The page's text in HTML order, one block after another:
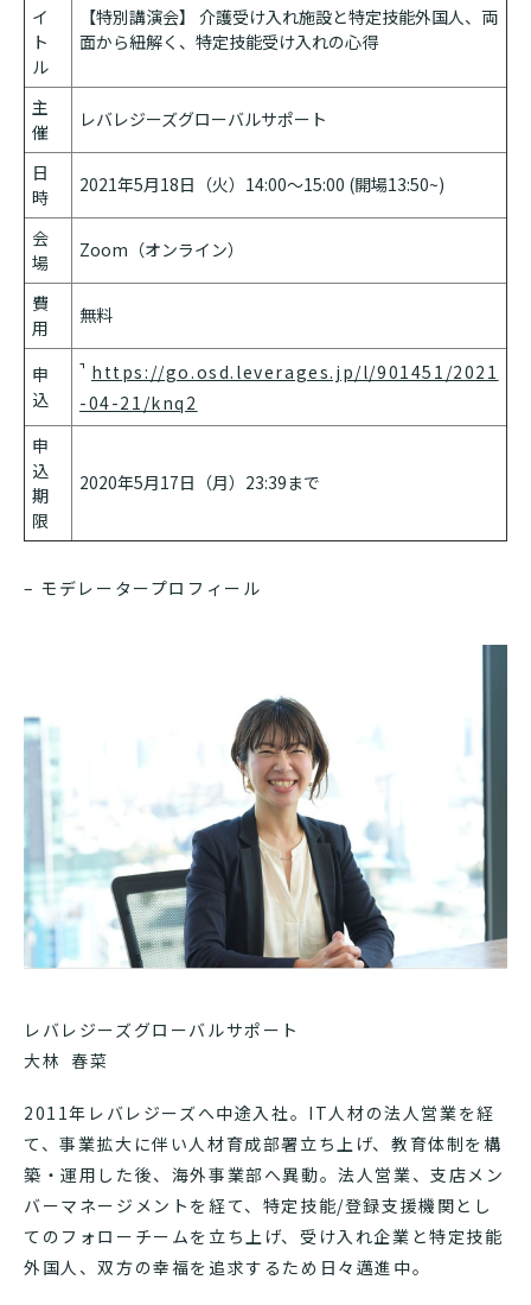
イ
ト
ル
【特別講演会】 介護受け入れ施設と特定技能外国人、両
面から紐解く、特定技能受け入れの心得
主
催
レバレジーズグローバルサポート
日
時
2021年5月18日（火）14:00～15:00 (開場13:50~)
会
場
Zoom（オンライン）
費
用
無料
申
込
https://go.osd.leverages.jp/l/901451/2021
-04-21/knq2
申
込
期
限
2020年5月17日（月）23:39まで
– モデレータープロフィール
レバレジーズグローバルサポート
大林 春菜
2011年レバレジーズへ中途入社。IT人材の法人営業を経
て、事業拡大に伴い人材育成部署立ち上げ、教育体制を構
築・運用した後、海外事業部へ異動。法人営業、支店メン
バーマネージメントを経て、特定技能/登録支援機関とし
てのフォローチームを立ち上げ、受け入れ企業と特定技能
外国人、双方の幸福を追求するため日々邁進中。